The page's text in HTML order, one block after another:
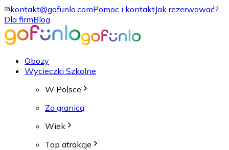
kontakt@gofunlo.comPomoc i kontaktJak rezerwować?
Dla firmBlog
Obozy
Wycieczki Szkolne
W Polsce
Za granicą
Wiek
Top atrakcje